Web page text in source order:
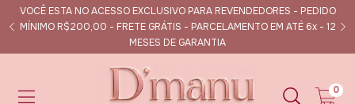
VOCÊ ESTA NO ACESSO EXCLUSIVO PARA REVENDEDORES - PEDIDO
MÍNIMO R$200,00 - FRETE GRÁTIS - PARCELAMENTO EM ATÉ 6x - 12
MESES DE GARANTIA
0